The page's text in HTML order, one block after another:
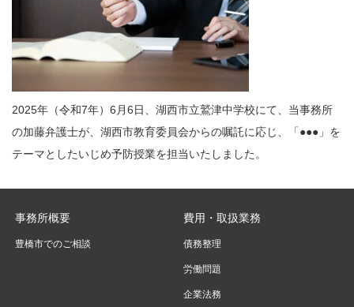
2025年（令和7年）6月6日、湖西市立鷲津中学校にて、当事務所
の加藤弁護士が、湖西市教育委員会からの嘱託に応じ、「●●●」を
テーマとしたいじめ予防授業を担当いたしました。
事務所概要
豊橋市でのご相談
費用・取扱業務
債務整理
労働問題
企業法務